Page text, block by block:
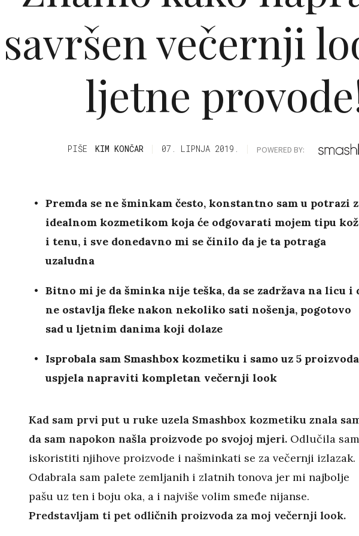
savršen večernji
ljetne
PIŠE KIM KONČAR 07. LIPNJA 2019. POWERED BY:
Premda se ne šminkam često, konstantno sam u potrazi
idealnom kozmetikom koja će odgovarati mojem tipu
i tenu, i sve donedavno mi se činilo da je ta potraga
uzaludna
Bitno mi je da šminka nije teška, da se zadržava na licu i
ne ostavlja fleke nakon nekoliko sati nošenja, pogotovo
sad u ljetnim danima koji dolaze
Isprobala sam Smashbox kozmetiku i samo uz 5 proizvoda
uspjela napraviti kompletan večernji look
Kad sam prvi put u ruke uzela Smashbox kozmetiku znala
da sam napokon našla proizvode po svojoj mjeri.Odlučila sam
iskoristiti njihove proizvode i našminkati se za večernji izlazak.
Odabrala sam palete zemljanih i zlatnih tonova jer mi najbolje
pašu uz ten i boju oka, a i najviše volim smeđe nijanse.
Predstavljam ti pet odličnih proizvoda za moj večernji look.